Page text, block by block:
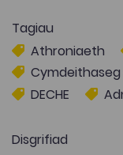
Tagiau
Athroniaeth
Cymdeithaseg
DECHE
Disgrifiad